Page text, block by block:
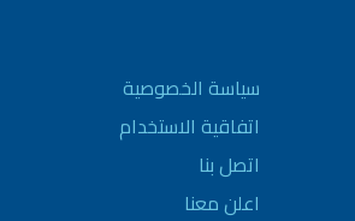
سياسة الخصوصية
اتفاقية الاستخدام
اتصل بنا
اعلن معنا